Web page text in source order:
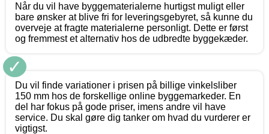
Når du vil have byggematerialerne hurtigst muligt eller
bare ønsker at blive fri for leveringsgebyret, så kunne du
overveje at fragte materialerne personligt. Dette er først
og fremmest et alternativ hos de udbredte byggekæder.
✓
Du vil finde variationer i prisen på billige vinkelsliber
150 mm hos de forskellige online byggemarkeder. En
del har fokus på gode priser, imens andre vil have
service. Du skal gøre dig tanker om hvad du vurderer er
vigtigst.